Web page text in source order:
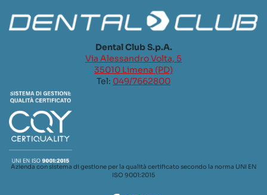
Dental Club S.p.A.
Via Alessandro Volta, 5
35010 Limena (PD)
Tel: 049/7662800
Azienda con sistema di gestione per la qualità certificato secondo la norma UNI EN
ISO 9001:2015